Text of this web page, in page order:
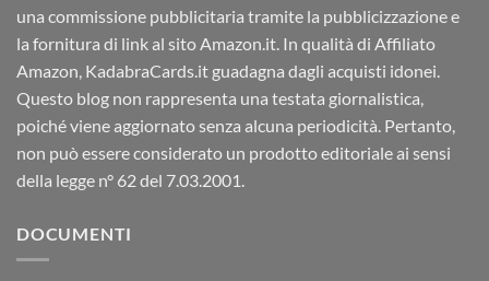
una commissione pubblicitaria tramite la pubblicizzazione e
la fornitura di link al sito Amazon.it. In qualità di Affiliato
Amazon, KadabraCards.it guadagna dagli acquisti idonei.
Questo blog non rappresenta una testata giornalistica,
poiché viene aggiornato senza alcuna periodicità. Pertanto,
non può essere considerato un prodotto editoriale ai sensi
della legge n° 62 del 7.03.2001.
DOCUMENTI